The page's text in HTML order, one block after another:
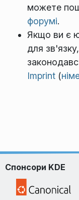
можете
форумі.
Якщо ви є
для
Imprint (
Спонсори KDE